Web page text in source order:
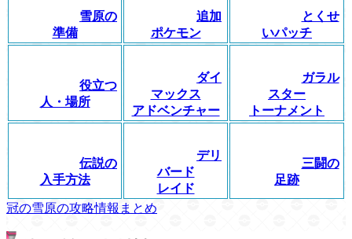
雪原の
準備
追加
ポケモン
とくせ
いパッチ
役立つ
人・場所
ダイ
マックス
アドベンチャー
ガラル
スター
トーナメント
伝説の
入手方法
デリ
バード
レイド
三闘の
足跡
冠の雪原の攻略情報まとめ